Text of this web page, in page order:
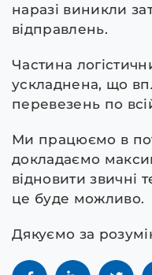
наразі виникли
відправлень.
Частина
ускладнена, що
перевезень по
Ми працюємо в
докладаємо
відновити звичні
це буде можливо.
Дякуємо за